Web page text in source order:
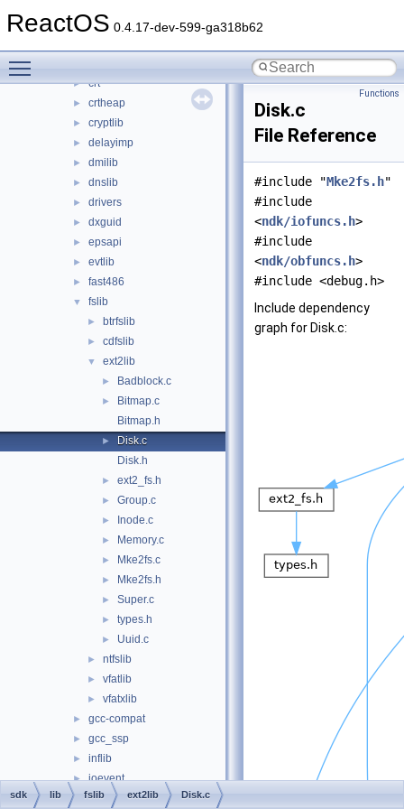
ReactOS 0.4.17-dev-599-ga318b62
► conutils
► crt
► crtheap
► cryptlib
► delayimp
► dmilib
► dnslib
► drivers
► dxguid
► epsapi
► evtlib
► fast486
▼ fslib
► btrfslib
► cdfslib
▼ ext2lib
► Badblock.c
►
Bitmap.c
Bitmap.h
►
Disk.c
Disk.h
► ext2_fs.h
► Group.c
► Inode.c
► Memory.c
► Mke2fs.c
► Mke2fs.h
► Super.c
► types.h
► Uuid.c
► ntfslib
► vfatlib
► vfatxlib
► gcc-compat
► gcc_ssp
► inflib
► ioevent
► llvm-compat
Functions
Disk.c
File Reference
#include "Mke2fs.h"
#include
<ndk/iofuncs.h>
#include
<ndk/obfuncs.h>
#include <debug.h>
Include dependency
graph for Disk.c:
sdk lib fslib ext2lib Disk.c